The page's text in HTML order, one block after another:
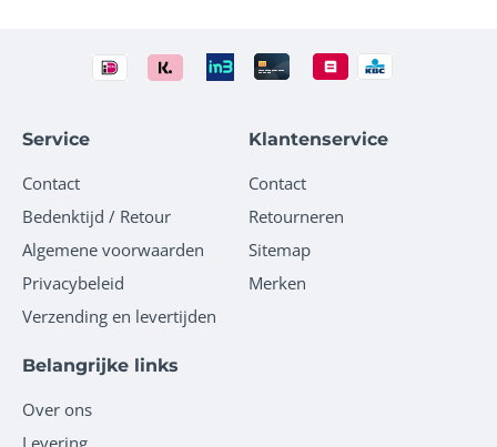
Service
Contact
Bedenktijd / Retour
Algemene voorwaarden
Privacybeleid
Verzending en levertijden
Klantenservice
Contact
Retourneren
Sitemap
Merken
Belangrijke links
Over ons
Levering